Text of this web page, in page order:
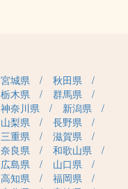
宮城県
秋田県
栃木県
群馬県
神奈川県
新潟県
山梨県
長野県
三重県
滋賀県
奈良県
和歌山県
広島県
山口県
高知県
福岡県